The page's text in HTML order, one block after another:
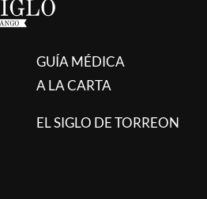
GUÍA MÉDICA
A LA CARTA
EL SIGLO DE TORREON